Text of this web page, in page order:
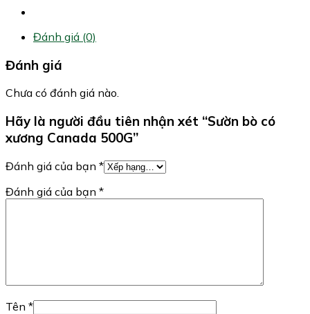
Đánh giá (0)
Đánh giá
Chưa có đánh giá nào.
Hãy là người đầu tiên nhận xét “Sườn bò có
xương Canada 500G”
Đánh giá của bạn *
Đánh giá của bạn *
Tên *